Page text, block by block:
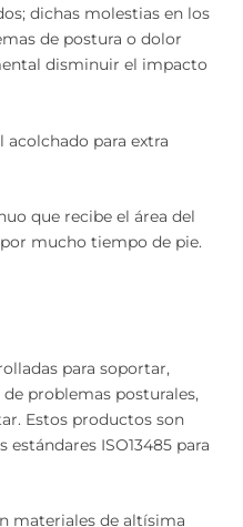
dichas molestias en los
de postura o dolor
disminuir el impacto
acolchado para extra
que recibe el área del
mucho tiempo de pie.
para soportar,
problemas posturales,
Estos productos son
ISO13485 para
materiales de altísima